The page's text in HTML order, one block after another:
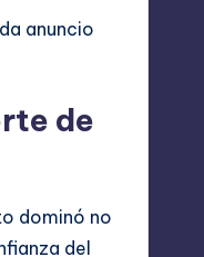
anuncio
de
dominó no
del